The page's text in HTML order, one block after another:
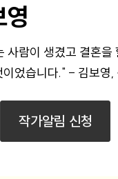
영
람이 생겼고 결혼을
었습니다." - 김보영,
작가알림 신청